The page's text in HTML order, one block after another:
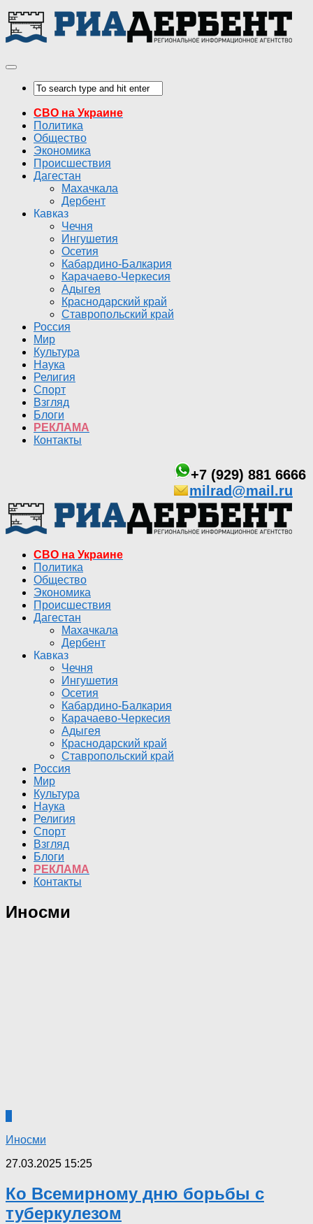
СВО на Украине
Политика
Общество
Экономика
Происшествия
Дагестан
Махачкала
Дербент
Кавказ
Чечня
Ингушетия
Осетия
Кабардино-Балкария
Карачаево-Черкесия
Адыгея
Краснодарский край
Ставропольский край
Россия
Мир
Культура
Наука
Религия
Спорт
Взгляд
Блоги
РЕКЛАМА
Контакты
+7 (929) 881 6666
milrad@mail.ru
СВО на Украине
Политика
Общество
Экономика
Происшествия
Дагестан
Махачкала
Дербент
Кавказ
Чечня
Ингушетия
Осетия
Кабардино-Балкария
Карачаево-Черкесия
Адыгея
Краснодарский край
Ставропольский край
Россия
Мир
Культура
Наука
Религия
Спорт
Взгляд
Блоги
РЕКЛАМА
Контакты
Иносми
Иносми
27.03.2025 15:25
Ко Всемирному дню борьбы с
туберкулезом